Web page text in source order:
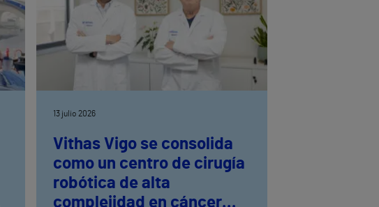
13 julio 2026
Vithas Vigo se consolida
como un centro de cirugía
robótica de alta
complejidad en cáncer